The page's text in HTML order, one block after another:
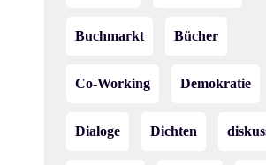
Buchmarkt Bücher
Co-Working Demokratie
Dialoge Dichten